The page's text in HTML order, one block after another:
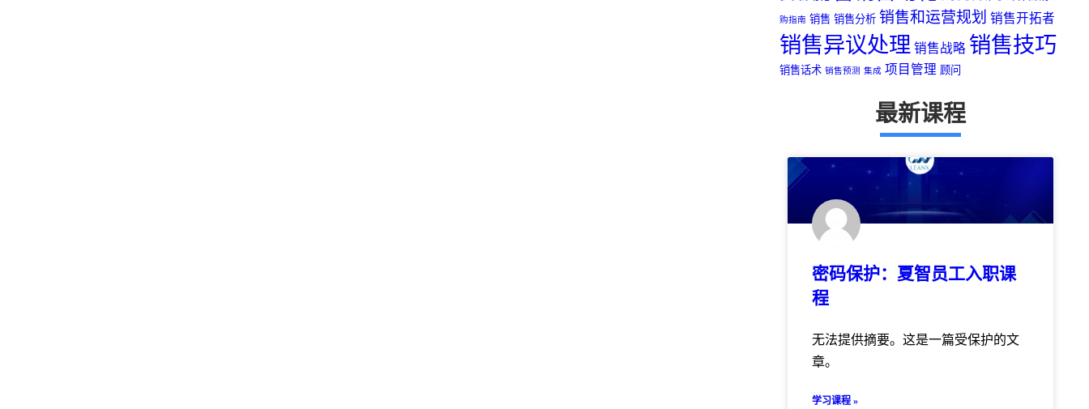
购指南 销售 销售分析 销售和运营规划 销售开拓者
销售异议处理 销售战略 销售技巧
销售话术 销售预测 集成 项目管理 顾问
最新课程
密码保护：夏智员工入职课
程
无法提供摘要。这是一篇受保护的文
章。
学习课程 »